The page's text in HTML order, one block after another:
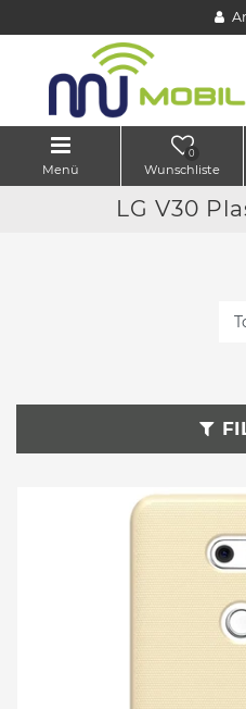
Menü
0
Wunschliste
LG V30